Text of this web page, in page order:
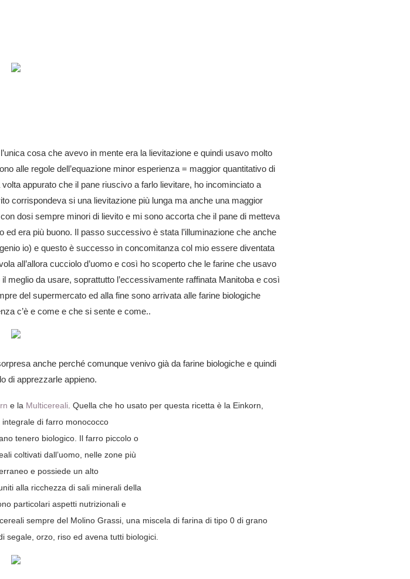
cosa che avevo in mente era la lievitazione e quindi usavo molto
alle regole dell’equazione minor esperienza = maggior quantitativo di
appurato che il pane riuscivo a farlo lievitare, ho incominciato a
corrispondeva si una lievitazione più lunga ma anche una maggior
dosi sempre minori di lievito e mi sono accorta che il pane di metteva
era più buono. Il passo successivo è stata l’illuminazione che anche
io) e questo è successo in concomitanza col mio essere diventata
all’allora cucciolo d’uomo e così ho scoperto che le farine che usavo
meglio da usare, soprattutto l’eccessivamente raffinata Manitoba e così
del supermercato ed alla fine sono arrivata alle farine biologiche
c’è e come e che si sente e come..
anche perché comunque venivo già da farine biologiche e quindi
di apprezzarle appieno.
e la Multicereali . Quella che ho usato per questa ricetta è la Einkorn,
di farro monococco
tenero biologico. Il farro piccolo o
coltivati dall’uomo, nelle zone più
e possiede un alto
alla ricchezza di sali minerali della
particolari aspetti nutrizionali e
sempre del Molino Grassi, una miscela di farina di tipo 0 di grano
segale, orzo, riso ed avena tutti biologici.